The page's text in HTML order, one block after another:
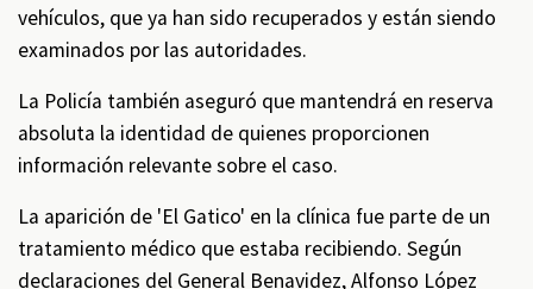
vehículos, que ya han sido recuperados y están siendo
examinados por las autoridades.
La Policía también aseguró que mantendrá en reserva
absoluta la identidad de quienes proporcionen
información relevante sobre el caso.
La aparición de 'El Gatico' en la clínica fue parte de un
tratamiento médico que estaba recibiendo. Según
declaraciones del General Benavidez, Alfonso López